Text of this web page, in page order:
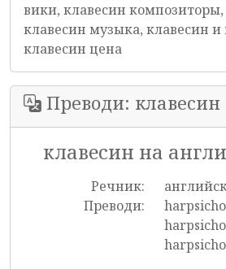
вики, клавесин композиторы,
клавесин музыка, клавесин и
клавесин цена
Преводи: клавесин
клавесин на
Речник:
Преводи: